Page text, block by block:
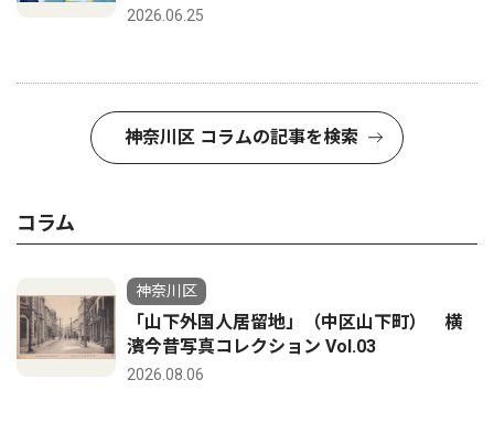
2026.06.25
神奈川区 コラムの記事を検索
コラム
神奈川区
「山下外国人居留地」（中区山下町） 横
濱今昔写真コレクション Vol.03
2026.08.06